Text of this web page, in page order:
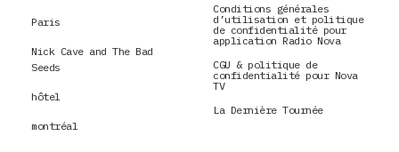
Paris
Nick Cave and The Bad
Seeds
hôtel
montréal
Conditions générales
d’utilisation et politique
de confidentialité pour
application Radio Nova
CGU & politique de
confidentialité pour Nova
TV
La Dernière Tournée